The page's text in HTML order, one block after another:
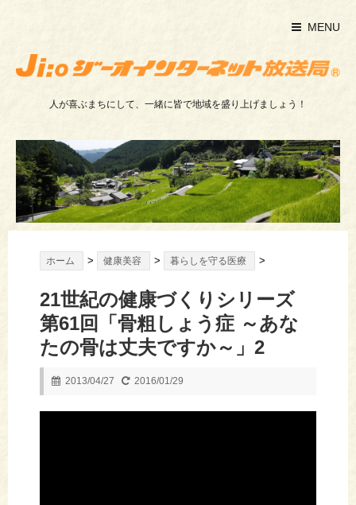
MENU
人が喜ぶまちにして、一緒に皆で地域を盛り上げましょう！
ホーム > 健康美容 > 暮らしを守る医療 >
21世紀の健康づくりシリーズ
第61回「骨粗しょう症 ～あな
たの骨は丈夫ですか～」2
2013/04/27 2016/01/29